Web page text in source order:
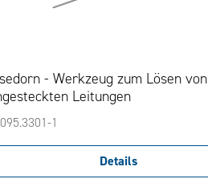
- Werkzeug zum Lösen von
Leitungen
1
Details